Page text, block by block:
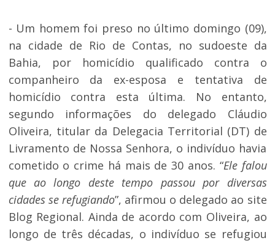
- Um homem foi preso no último domingo (09),
na cidade de Rio de Contas, no sudoeste da
Bahia, por homicídio qualificado contra o
companheiro da ex-esposa e tentativa de
homicídio contra esta última. No entanto,
segundo informações do delegado Cláudio
Oliveira, titular da Delegacia Territorial (DT) de
Livramento de Nossa Senhora, o indivíduo havia
cometido o crime há mais de 30 anos. “Ele falou
que ao longo deste tempo passou por diversas
cidades se refugiando”, afirmou o delegado ao site
Blog Regional. Ainda de acordo com Oliveira, ao
longo de três décadas, o indivíduo se refugiou